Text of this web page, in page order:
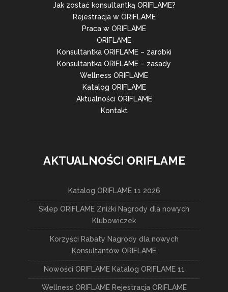
Jak zostać konsultantką ORIFLAME?
Rejestracja w ORIFLAME
Praca w ORIFLAME
ORIFLAME
Konsultantka ORIFLAME – zarobki
Konsultantka ORIFLAME – zasady
Wellness ORIFLAME
Katalog ORIFLAME
Aktualności ORIFLAME
Kontakt
AKTUALNOŚCI ORIFLAME
Katalog ORIFLAME 11 2026
Sklep ORIFLAME Zniżki Nagrody dla nowych
Klubowiczek
Korzyści Rabaty Nagrody dla nowych
Konsultantów ORIFLAME
Nowości ORIFLAME Katalog ORIFLAME 11
Wellness ORIFLAME Rejestracja ORIFLAME